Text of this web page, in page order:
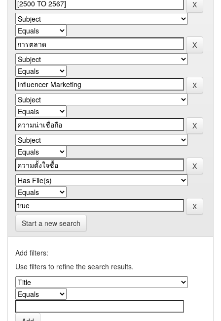
Start a new search
Add filters:
Use filters to refine the search results.